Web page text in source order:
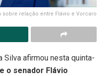
sobre relação entre Flávio e Vorcaro
Silva afirmou nesta quinta-
o senador Flávio